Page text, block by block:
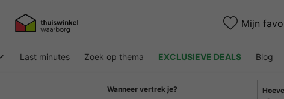
Mijn
Last minutes Zoek op thema EXCLUSIEVE DEALS Blog
Wanneer vertrek je?